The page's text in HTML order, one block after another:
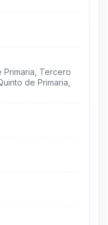
Primaria, Tercero
de Primaria,